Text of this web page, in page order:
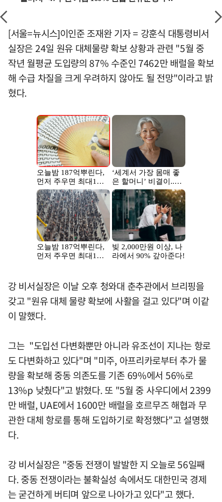
[서울=뉴시스]이인준 조재완 기자 = 강훈식 대통령비서
실장은 24일 원유 대체물량 확보 상황과 관련 "5월 중
작년 월평균 도입량의 87% 수준인 7462만 배럴을 확보
해 수급 차질을 크게 우려하지 않아도 될 전망"이라고 밝
혔다.
강 비서실장은 이날 오후 청와대 춘추관에서 브리핑을
갖고 "원유 대체 물량 확보에 사활을 걸고 있다"며 이같
이 말했다.
그는 "도입선 다변화뿐만 아니라 유조선이 지나는 항로
도 다변화하고 있다"며 "미주, 아프리카로부터 추가 물
량을 확보해 중동 의존도를 기존 69%에서 56%로
13%p 낮췄다"고 밝혔다. 또 "5월 중 사우디에서 2399
만 배럴, UAE에서 1600만 배럴을 호르무즈 해협과 무
관한 대체 항로를 통해 도입하기로 확정했다"고 설명했
다.
강 비서실장은 "중동 전쟁이 발발한 지 오늘로 56일째
다. 중동 전쟁이라는 불확실성 속에서도 대한민국 경제
는 굳건하게 버티며 앞으로 나아가고 있다"고 했다.